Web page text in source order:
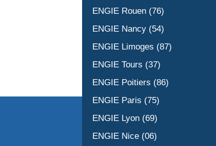
ENGIE Rouen (76)
ENGIE Nancy (54)
ENGIE Limoges (87)
ENGIE Tours (37)
ENGIE Poitiers (86)
ENGIE Paris (75)
ENGIE Lyon (69)
ENGIE Nice (06)